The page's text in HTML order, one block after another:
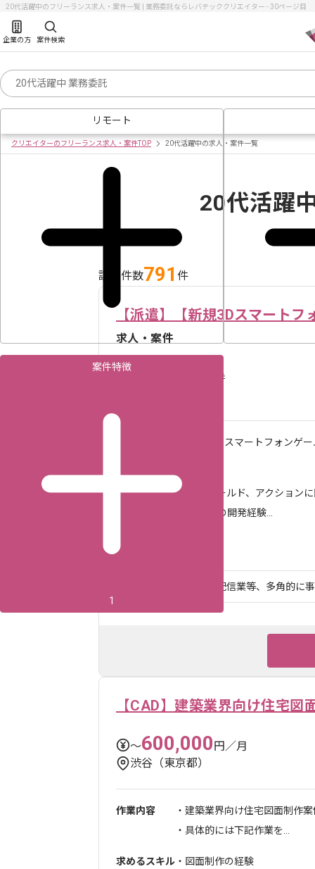
20代活躍中のフリーランス求人・案件一覧 | 業務委託ならレバテッククリエイター - 30ページ目
企業の方 案件検索
リモート
案件特徴
1
クリエイターのフリーランス求人・案件TOP 20代活躍中の求人・案件一覧
20代活躍
該当件数791 件
【派遣】【新規3Dスマート
求人・案件
円／時
自社開発のスマートフォンゲ
求めるスキル・3Dフィールド、アクション
・Unityでの開発経験...
スマホアプリや広告配信業等、多角的に
【CAD】建築業界向け住宅図
〜600,000円／月
渋谷（東京都）
作業内容
・建築業界向け住宅図面制作
・具体的には下記作業を...
求めるスキル ・図面制作の経験